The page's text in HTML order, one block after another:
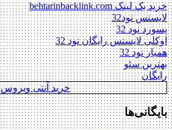
خرید بک لینک behtarinbacklink.com
لایسنس نود32
پسورد نود 32
اوکلی لایسنس رایگان نود 32
همیار نود 32
بهترین سئو
رایگان
خرید آنتی ویروس
بایگانی‌ها